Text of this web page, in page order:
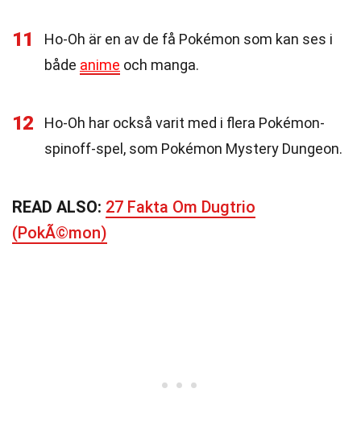
11
Ho-Oh är en av de få Pokémon som kan ses i
både anime och manga.
12
Ho-Oh har också varit med i flera Pokémon-
spinoff-spel, som Pokémon Mystery Dungeon.
READ ALSO: 27 Fakta Om Dugtrio
(PokÃ©mon)